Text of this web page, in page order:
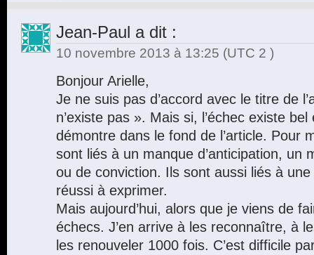
Jean-Paul a dit :
10 novembre 2013 à 13:25 (UTC 2 )
Bonjour Arielle,
Je ne suis pas d’accord avec le titre de
n’existe pas ». Mais si, l’échec existe
démontre dans le fond de l’article. Pour
sont liés à un manque d’anticipation, un
ou de conviction. Ils sont aussi liés à une
réussi à exprimer.
Mais aujourd’hui, alors que je viens de
échecs. J’en arrive à les reconnaître, à
les renouveler 1000 fois. C’est difficile